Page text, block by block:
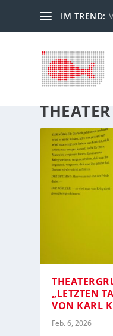
IM TREND:
THEATER
„LETZTEN
VON KARL
Feb. 6, 2026